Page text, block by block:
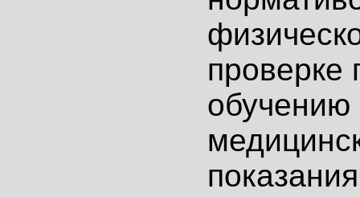
проверке
обучению